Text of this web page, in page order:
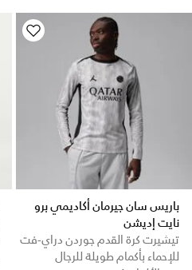
باريس سان جيرمان أكاديمي برو
نايت إديشن
تيشيرت كرة القدم جوردن دراي-فت
للإحماء بأكمام طويلة للرجال